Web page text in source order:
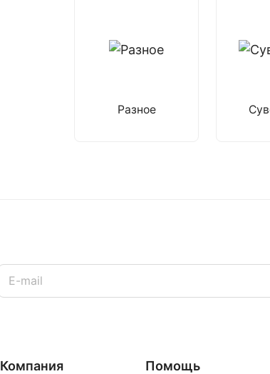
Разное
Компания Помощь